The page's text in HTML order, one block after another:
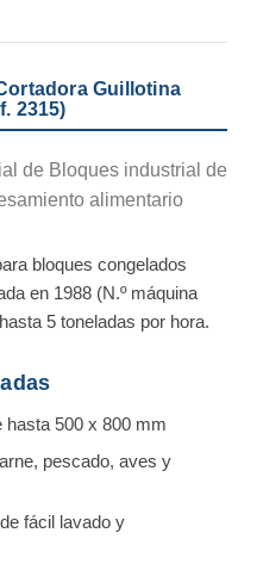
Guillotina
2315)
de Bloques industrial de
alimentario
bloques congelados
en 1988 (N.º máquina
5 toneladas por hora.
hasta 500 x 800 mm
pescado, aves y
fácil lavado y